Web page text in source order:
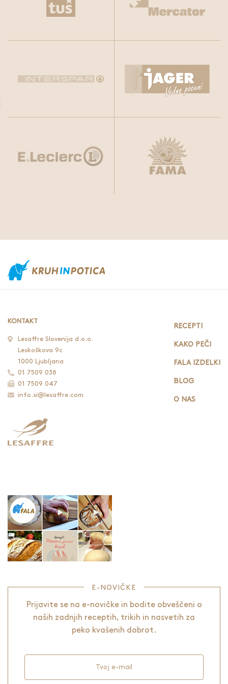
KONTAKT
Lesaffre Slovenija d.o.o.
Leskoškova 9c
1000 Ljubljana
01 7509 038
01 7509 047
info.si@lesaffre.com
RECEPTI
KAKO PEČI
FALA IZDELKI
BLOG
O NAS
E-NOVIČKE
Prijavite se na e-novičke in bodite obveščeni o
naših zadnjih receptih, trikih in nasvetih za
peko kvašenih dobrot.
Tvoj e-mail